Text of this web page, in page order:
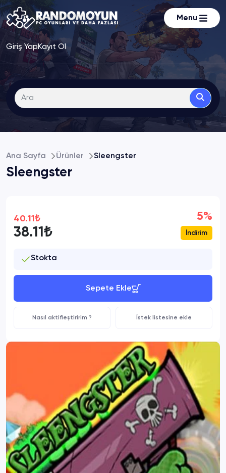
Menu
Giriş YapKayıt Ol
Ana Sayfa Ürünler Sleengster
Sleengster
40.11₺
38.11₺
5%
İndirim
Stokta
Sepete Ekle
Nasıl aktifleştiririm ? İstek listesine ekle